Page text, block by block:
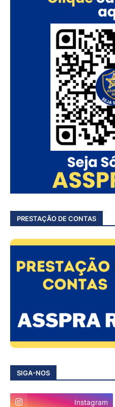
PRESTAÇÃO DE CONTAS
SIGA-NOS
Instagram